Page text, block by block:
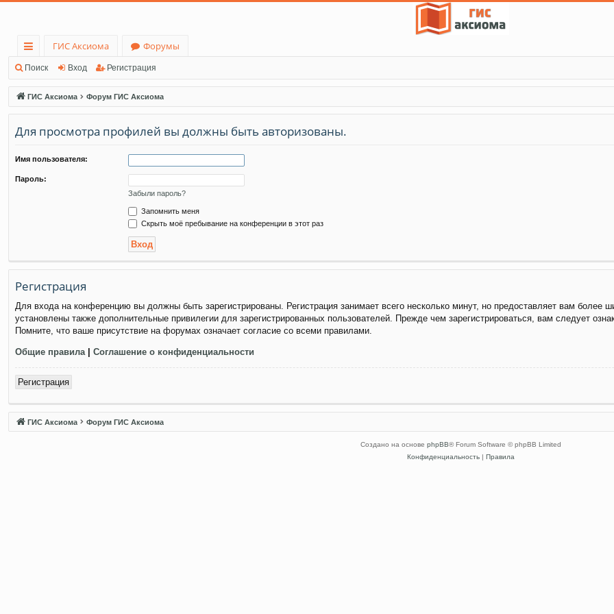
с
ы
лк
и
ГИС Аксиома
Форумы
Поиск Вход Регистрация
ГИС Аксиома Форум ГИС Аксиома
Для просмотра профилей вы должны быть авторизованы.
Имя пользователя:
Пароль:
Забыли пароль?
Запомнить меня
Скрыть моё пребывание на конференции в этот раз
Регистрация
Для входа на конференцию вы должны быть зарегистрированы. Регистрация занимает всего несколько минут, но предоставляет вам более
установлены также дополнительные привилегии для зарегистрированных пользователей. Прежде чем зарегистрироваться, вам следует
Помните, что ваше присутствие на форумах означает согласие со всеми правилами.
Общие правила | Соглашение о конфиденциальности
Регистрация
ГИС Аксиома Форум ГИС Аксиома
Создано на основе phpBB® Forum Software © phpBB Limited
Конфиденциальность| Правила